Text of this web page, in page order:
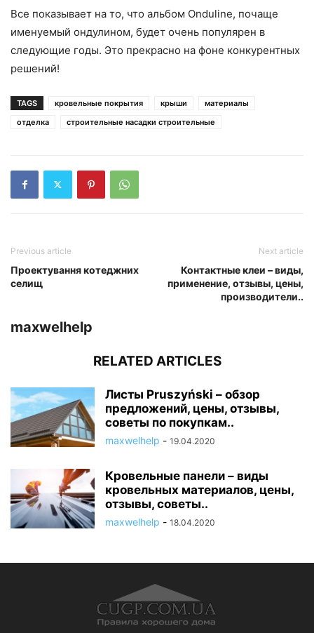
Все показывает на то, что альбом Onduline, почаще
именуемый ондулином, будет очень популярен в
следующие годы. Это прекрасно на фоне конкурентных
решений!
TAGS кровельные покрытия крыши
материалы
отделка
строительные насадки строительные
Previous article
Проектування котеджних
селищ
Next article
Контактные клеи – виды,
применение, отзывы, цены,
производители..
maxwelhelp
RELATED ARTICLES
Листы Pruszyński – обзор
предложений, цены, отзывы,
советы по покупкам..
maxwelhelp - 19.04.2020
Кровельные панели – виды
кровельных материалов, цены,
отзывы, советы..
maxwelhelp - 18.04.2020